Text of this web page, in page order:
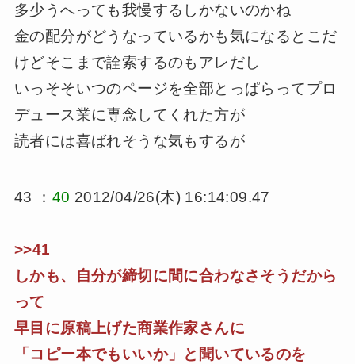
多少うへっても我慢するしかないのかね
金の配分がどうなっているかも気になるとこだ
けどそこまで詮索するのもアレだし
いっそそいつのページを全部とっぱらってプロ
デュース業に専念してくれた方が
読者には喜ばれそうな気もするが
43 ： 40 2012/04/26(木) 16:14:09.47
>>41
しかも、自分が締切に間に合わなさそうだから
って
早目に原稿上げた商業作家さんに
「コピー本でもいいか」と聞いているのを